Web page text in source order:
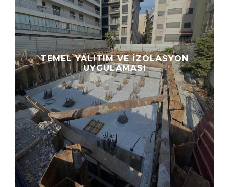
TEMEL YALITIM VE İZOLASYON
UYGULAMASI